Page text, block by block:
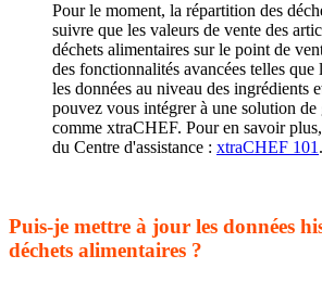
Pour le moment, la répartition des
suivre que les valeurs de vente des
déchets alimentaires sur le point de
des fonctionnalités avancées telles
les données au niveau des ingrédients
pouvez vous intégrer à une solution de
comme xtraCHEF. Pour en savoir
du Centre d'assistance : xtraCHEF 101 .
Puis-je mettre à jour les données
déchets alimentaires ?